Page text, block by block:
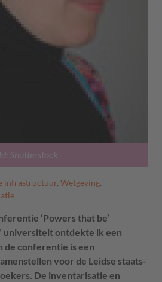
Shutterstock
infrastructuur, Wetgeving,
‘Powers that be’
universiteit ontdekte ik een
de conferentie is een
voor de Leidse staats-
De inventarisatie en